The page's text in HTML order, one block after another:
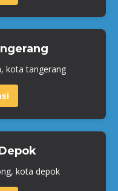
kota tangerang
kota depok